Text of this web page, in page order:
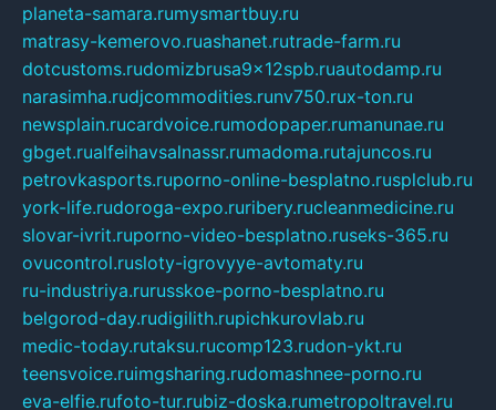
planeta-samara.rumysmartbuy.ru
matrasy-kemerovo.ruashanet.rutrade-farm.ru
dotcustoms.rudomizbrusa9x12spb.ruautodamp.ru
narasimha.rudjcommodities.runv750.rux-ton.ru
newsplain.rucardvoice.rumodopaper.rumanunae.ru
gbget.rualfeihavsalnassr.rumadoma.rutajuncos.ru
petrovkasports.ruporno-online-besplatno.rusplclub.ru
york-life.rudoroga-expo.ruribery.rucleanmedicine.ru
slovar-ivrit.ruporno-video-besplatno.ruseks-365.ru
ovucontrol.rusloty-igrovyye-avtomaty.ru
ru-industriya.rurusskoe-porno-besplatno.ru
belgorod-day.rudigilith.rupichkurovlab.ru
medic-today.rutaksu.rucomp123.rudon-ykt.ru
teensvoice.ruimgsharing.rudomashnee-porno.ru
eva-elfie.rufoto-tur.rubiz-doska.rumetropoltravel.ru